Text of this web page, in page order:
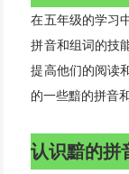
在五年级的学习
拼音和组词的技
提高他们的阅读
的一些黯的拼音
认识黯的拼